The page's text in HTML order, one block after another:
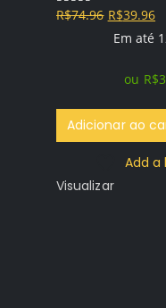
0out of 5
R$74.96 O
preço
era:
R$74.96.
R$39.96O
é:
Em até
ou R$
Adicionar ao
Add a
Visualizar